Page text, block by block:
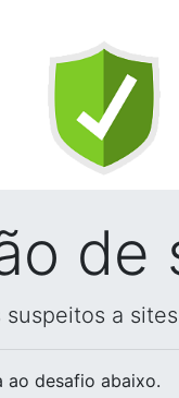
de
a
ao desafio abaixo.